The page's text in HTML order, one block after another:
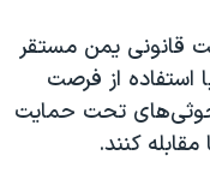
قانونی یمن مستقر
از فرصت
تحت حمایت
کنند.